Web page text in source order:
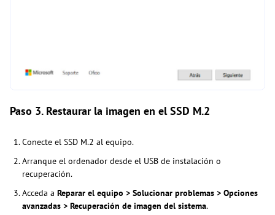
Paso 3. Restaurar la imagen en el SSD M.2
Conecte el SSD M.2 al equipo.
Arranque el ordenador desde el USB de instalación o
recuperación.
Acceda a Reparar el equipo > Solucionar problemas > Opciones
avanzadas > Recuperación de imagen del sistema.